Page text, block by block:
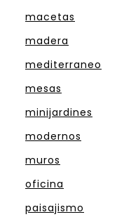
macetas
madera
mediterraneo
mesas
minijardines
modernos
muros
oficina
paisajismo